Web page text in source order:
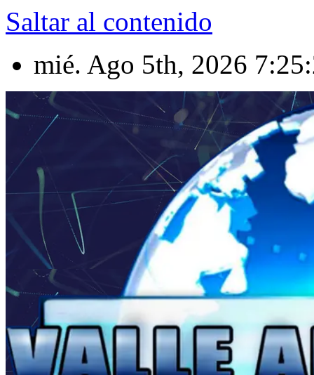
Saltar al contenido
mié. Ago 5th, 2026